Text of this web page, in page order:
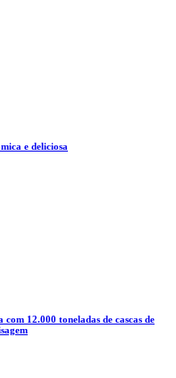
e deliciosa
12.000 toneladas de cascas de